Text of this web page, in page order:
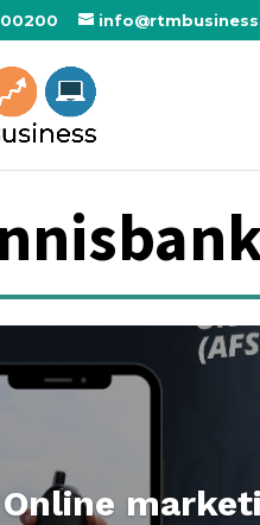
Online